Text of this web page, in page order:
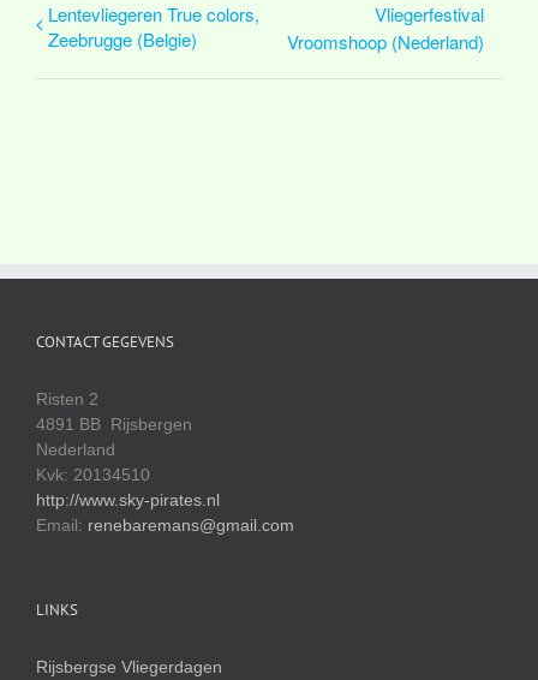
Lentevliegeren True colors,
Zeebrugge (Belgie)
Vliegerfestival
Vroomshoop (Nederland)
CONTACT GEGEVENS
Risten 2
4891 BB Rijsbergen
Nederland
Kvk: 20134510
http://www.sky-pirates.nl
Email: renebaremans@gmail.com
LINKS
Rijsbergse Vliegerdagen